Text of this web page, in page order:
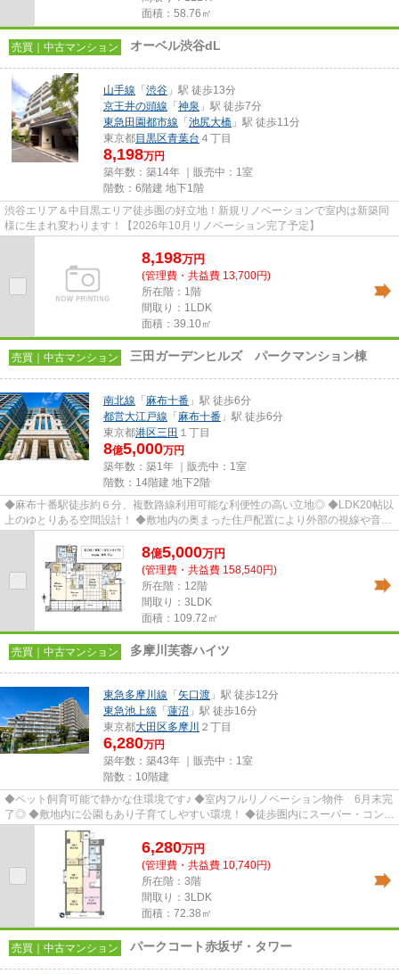
面積：58.76㎡
売買｜中古マンション オーベル渋谷dL
山手線 「 渋谷 」駅 徒歩13分
京王井の頭線 「 神泉 」駅 徒歩7分
東急田園都市線 「 池尻大橋 」駅 徒歩11分
東京都目黒区青葉台 ４丁目
8,198万円
築年数：築14年 ｜販売中： 1室
階数：6階建 地下1階
渋谷エリア＆中目黒エリア徒歩圏の好立地！新規リノベーションで室内は新築同
様に生まれ変わります！【2026年10月リノベーション完了予定】
8,198万円
(管理費・共益費 13,700円)
所在階：1階
間取り：1LDK
面積：39.10㎡
売買｜中古マンション 三田ガーデンヒルズ パークマンション棟
南北線 「 麻布十番 」駅 徒歩6分
都営大江戸線 「 麻布十番 」駅 徒歩6分
東京都港区三田 １丁目
8億5,000万円
築年数：築1年 ｜販売中： 1室
階数：14階建 地下2階
◆麻布十番駅徒歩約６分、複数路線利用可能な利便性の高い立地◎ ◆LDK20帖以
上のゆとりある空間設計！ ◆敷地内の奥まった住戸配置により外部の視線や音が
8億5,000万円
(管理費・共益費 158,540円)
所在階：12階
間取り：3LDK
面積：109.72㎡
売買｜中古マンション 多摩川芙蓉ハイツ
東急多摩川線 「 矢口渡 」駅 徒歩12分
東急池上線 「 蓮沼 」駅 徒歩16分
東京都大田区多摩川 ２丁目
6,280万円
築年数：築43年 ｜販売中： 1室
階数：10階建
◆ペット飼育可能で静かな住環境です♪ ◆室内フルリノベーション物件 6月末完
了◎ ◆敷地内に公園もあり子育てしやすい環境！ ◆徒歩圏内にスーパー・コンビ
ニが揃い、日々のお買い物にも...
6,280万円
(管理費・共益費 10,740円)
所在階：3階
間取り：3LDK
面積：72.38㎡
売買｜中古マンション パークコート赤坂ザ・タワー